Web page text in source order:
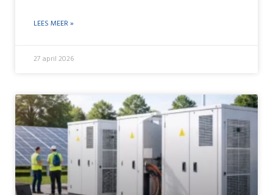
LEES MEER »
27 april 2026